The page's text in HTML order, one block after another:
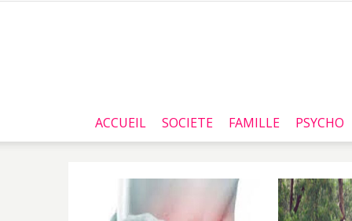
ACCUEIL SOCIETE FAMILLE PSYCHO